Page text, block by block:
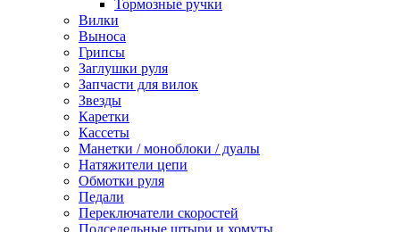
Тормозные ручки
Вилки
Выноса
Грипсы
Заглушки руля
Запчасти для вилок
Звезды
Каретки
Кассеты
Манетки / моноблоки / дуалы
Натяжители цепи
Обмотки руля
Педали
Переключатели скоростей
Подседельные штыри и хомуты